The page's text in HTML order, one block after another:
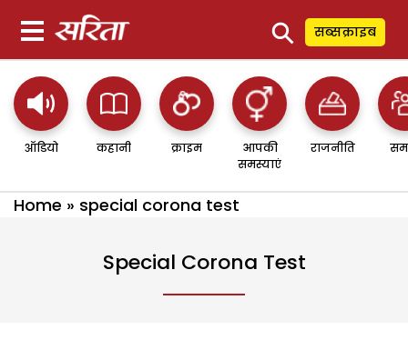
⚲ सब्सक्राइब
ऑडियो कहानी क्राइम
आपकी
समस्याएं
राजनीति
Home » special corona test
Special Corona Test